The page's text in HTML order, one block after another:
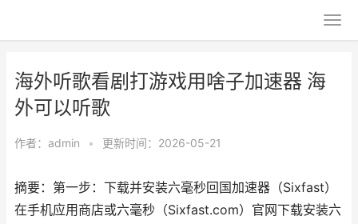
海外听歌看剧打游戏用啥子加速器 海
外可以听歌
作者： admin • 更新时间：2026-05-21
摘要：第一步：下载并安装六毫秒回国加速器（Sixfast）
在手机应用商店或六毫秒（Sixfast.com）官网下载安装六